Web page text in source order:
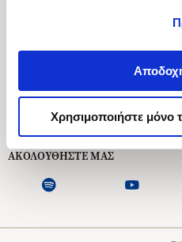
Χρησιμοποιήστε μόνο
Ασκληπιού 1-
Δευτέρα -
Εξυπηρέτηση Πελατών
ΑΚΟΛΟΥΘΗΣΤΕ ΜΑΣ